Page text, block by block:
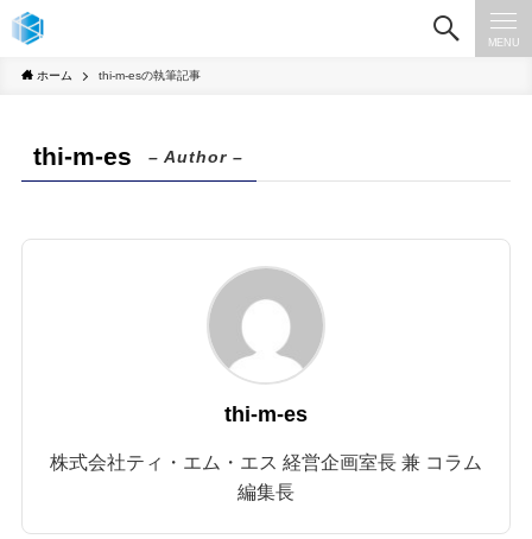
MENU
ホーム thi-m-esの執筆記事
thi-m-es – Author –
thi-m-es
株式会社ティ・エム・エス 経営企画室長 兼 コラム
編集長